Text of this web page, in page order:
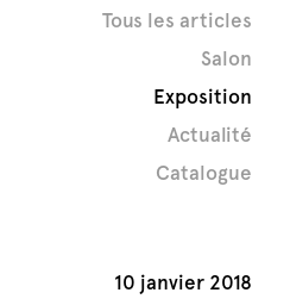
10 janvier 2018
Tous les articles
Salon
Exposition
Actualité
Catalogue